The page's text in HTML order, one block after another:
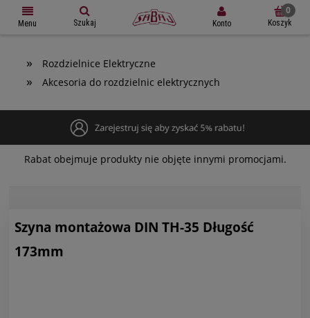
Menu Szukaj Konto Koszyk
» Rozdzielnice Elektryczne
» Akcesoria do rozdzielnic elektrycznych
Rabat obejmuje produkty nie objęte innymi promocjami.
Szyna montażowa DIN TH-35 Długość
173mm